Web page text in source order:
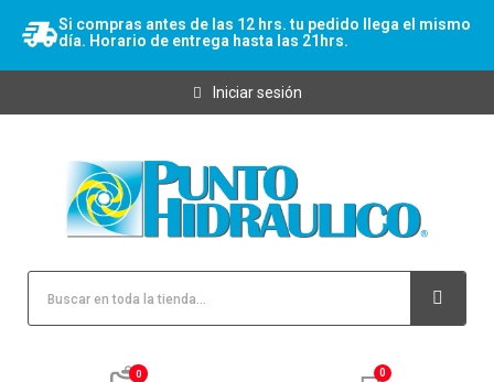
Si compras antes de las 12 hrs. tu pedido llega el mismo
día. Horario de entrega hasta las 21hrs.
Iniciar sesión
0